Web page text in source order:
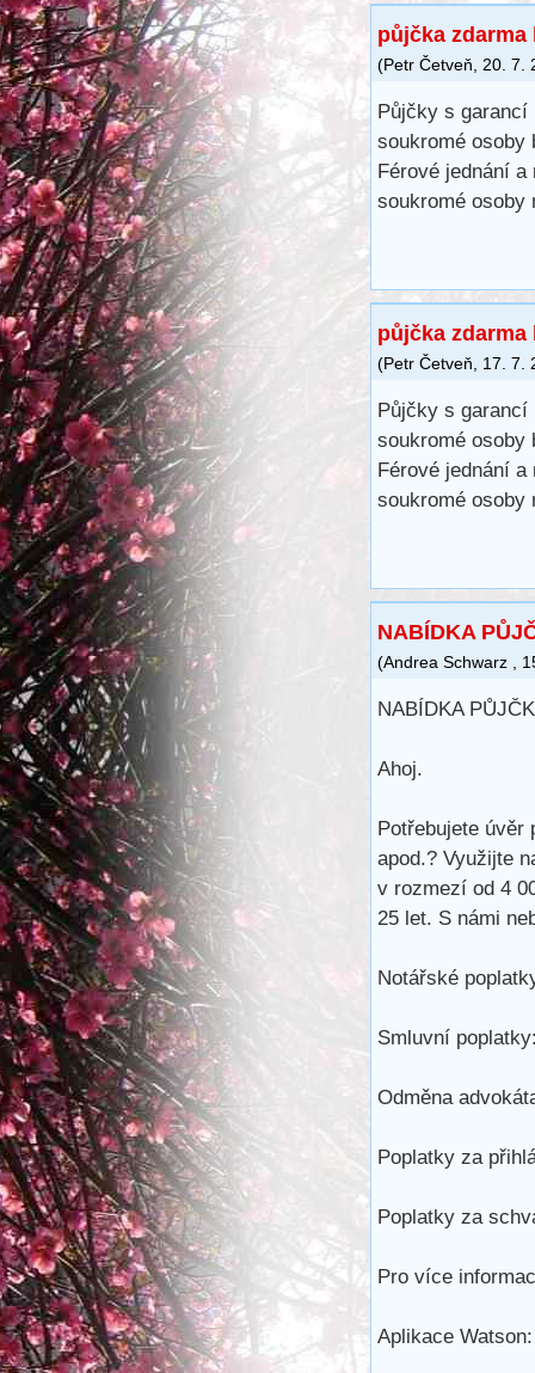
půjčka
(Petr Četveň 20. 7.
Půjčky s garancí
soukromé osoby
Férové ​​jednání
soukromé osoby
půjčka
(Petr Četveň, 17. 7.
Půjčky s garancí
soukromé osoby
Férové ​​jednání
soukromé osoby
NABÍDKA
(Andrea Schwarz ,
NABÍDKA
Ahoj.
Potřebujete úvěr
apod.? Využijte
v rozmezí od 4
25 let. S námi
Notářské
Smluvní
Odměna
Poplatky za
Poplatky za
Pro více
Aplikace